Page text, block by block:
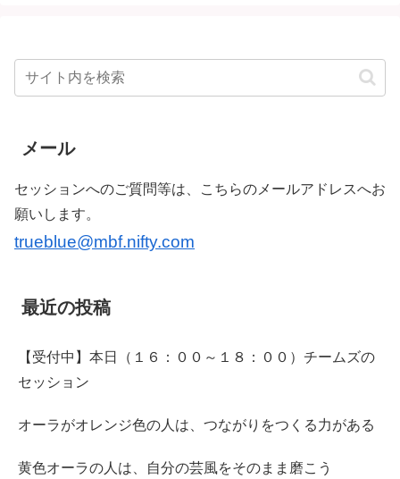
メール
セッションへのご質問等は、こちらのメールアドレスへお
願いします。
trueblue@mbf.nifty.com
最近の投稿
【受付中】本日（１６：００～１８：００）チームズの
セッション
オーラがオレンジ色の人は、つながりをつくる力がある
黄色オーラの人は、自分の芸風をそのまま磨こう